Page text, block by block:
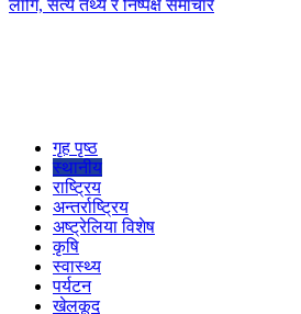
लागि, सत्य तथ्य र निष्पक्ष समाचार
गृह पृष्ठ
स्थानीय
राष्ट्रिय
अन्तर्राष्ट्रिय
अष्ट्रेलिया विशेष
कृषि
स्वास्थ्य
पर्यटन
खेलकूद